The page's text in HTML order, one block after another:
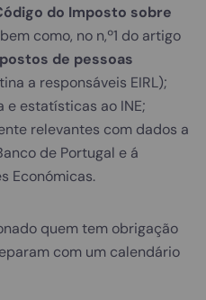
do Imposto sobre
como, no n,º1 do artigo
de pessoas
a responsáveis EIRL);
estatísticas ao INE;
relevantes com dados a
de Portugal e á
Económicas.
quem tem obrigação
com um calendário